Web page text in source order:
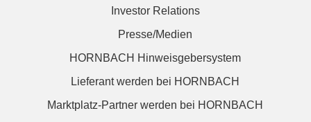
Investor Relations
Presse/Medien
HORNBACH Hinweisgebersystem
Lieferant werden bei HORNBACH
Marktplatz-Partner werden bei HORNBACH